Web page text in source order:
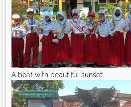
A boat with beautiful sunset.